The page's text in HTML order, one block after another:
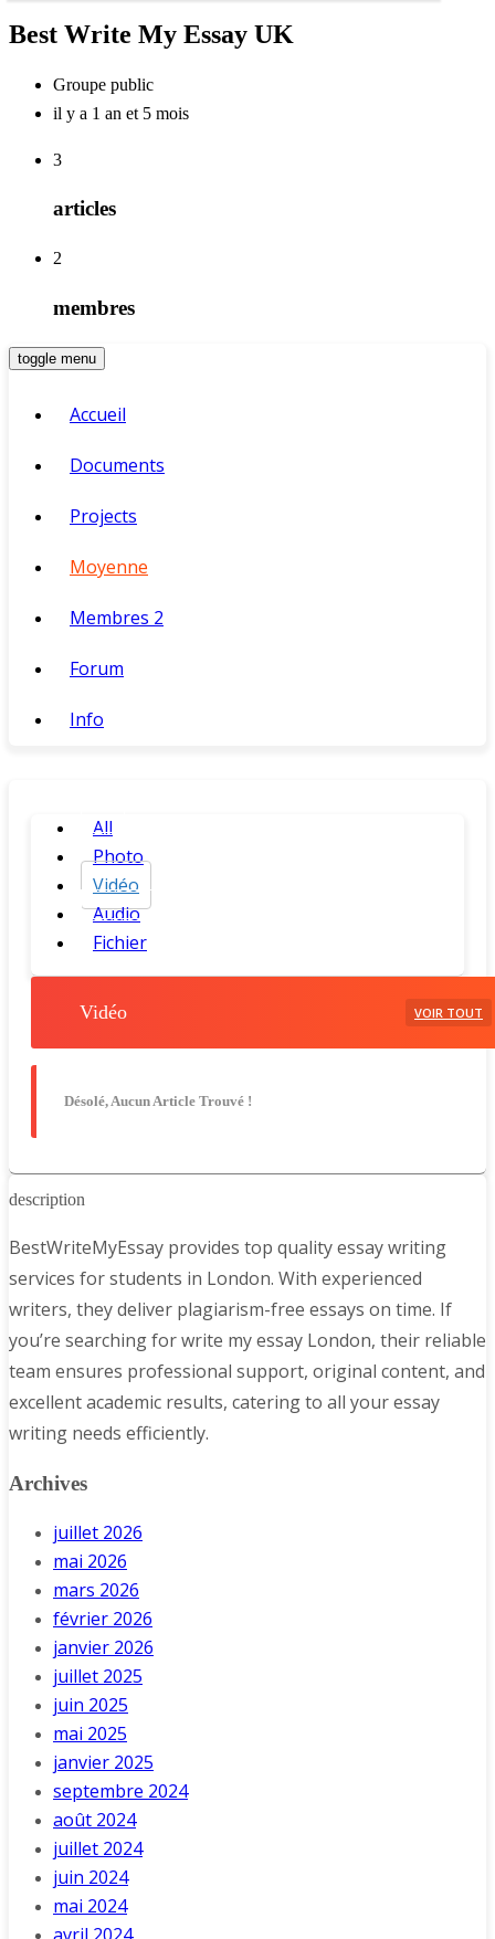
Best Write My Essay UK
Groupe public
il y a 1 an et 5 mois
3
articles
2
membres
toggle menu
Accueil
Documents
Projects
Moyenne
Membres 2
Forum
Info
All
Photo
Vidéo
Audio
Fichier
Vidéo VOIR TOUT
Désolé, Aucun Article Trouvé !
description
BestWriteMyEssay provides top quality essay writing
services for students in London. With experienced
writers, they deliver plagiarism-free essays on time. If
you’re searching for write my essay London, their reliable
team ensures professional support, original content, and
excellent academic results, catering to all your essay
writing needs efficiently.
Archives
juillet 2026
mai 2026
mars 2026
février 2026
janvier 2026
juillet 2025
juin 2025
mai 2025
janvier 2025
septembre 2024
août 2024
juillet 2024
juin 2024
mai 2024
avril 2024